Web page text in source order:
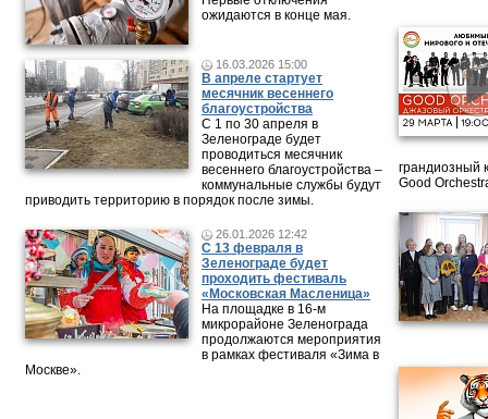
ожидаются в конце мая.
16.03.2026 15:00
В апреле стартует
месячник весеннего
благоустройства
С 1 по 30 апреля в
Зеленограде будет
проводиться месячник
весеннего благоустройства –
коммунальные службы будут
приводить территорию в порядок после зимы.
26.01.2026 12:42
С 13 февраля в
Зеленограде будет
проходить фестиваль
«Московская Масленица»
На площадке в 16-м
микрорайоне Зеленограда
продолжаются мероприятия
в рамках фестиваля «Зима в
Москве».
грандиозный
Good